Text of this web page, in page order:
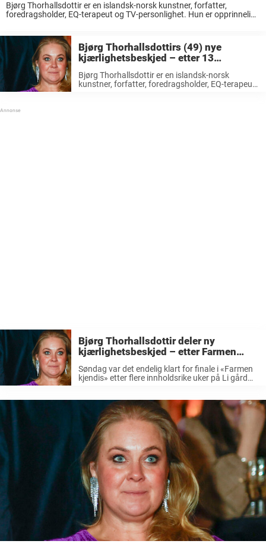
Bjørg Thorhallsdottir er en islandsk-norsk kunstner, forfatter,
foredragsholder, EQ-terapeut og TV-personlighet. Hun er opprinnelig
...
Bjørg Thorhallsdottirs (49) nye
kjærlighetsbeskjed – etter 13
forlovelser
Bjørg Thorhallsdottir er en islandsk-norsk
kunstner, forfatter, foredragsholder, EQ-terapeut
Bjørg Thorhallsdottir deler ny
kjærlighetsbeskjed – etter Farmen
kjendis
Søndag var det endelig klart for finale i «Farmen
kjendis» etter flere innholdsrike uker på Li gård
og Sondre Mulongo Nystrøm ...